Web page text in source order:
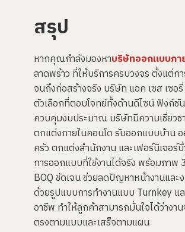
สรุป
หากคุณกำลังมองหาบริษัทออกแบบภา
ลาดพร้าว ที่ให้บริการครบวงจร ตั้งแต่ก
จนถึงก่อสร้างจริง บริษัท แอค เซส เซอ
ตัวเลือกที่ตอบโจทย์ทั้งด้านดีไซน์ ฟังก์ชั
ควบคุมงบประมาณ บริษัทมีความเชี่ยว
ตกแต่งภายในคอนโด รับออกแบบบ้าน
ครัว ตกแต่งสำนักงาน และเฟอร์นิเจอร์
การออกแบบที่ใช้งานได้จริง พร้อมภาพ
BOQ ชัดเจน ช่วยลดปัญหาหน้างานและ
ด้วยรูปแบบการทำงานแบบ Turnkey แ
อาชีพ ทำให้ลูกค้าสามารถมั่นใจได้ว่างา
ตรงตามแบบและเสร็จตามแผน